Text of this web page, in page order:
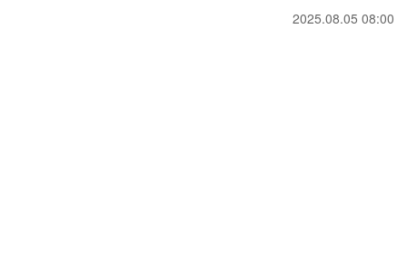
2025.08.05 08:00